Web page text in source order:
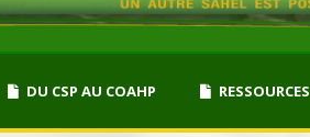
DU CSP AU COAHP RESSOURCES